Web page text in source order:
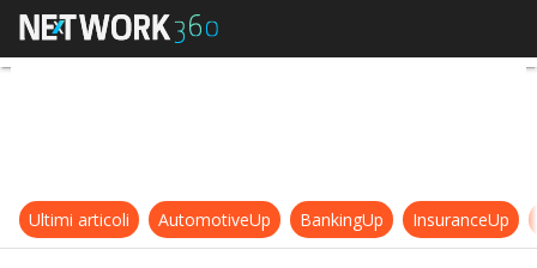
Imprenditorialità in Italia, il
Ultimi articoli AutomotiveUp BankingUp InsuranceUp